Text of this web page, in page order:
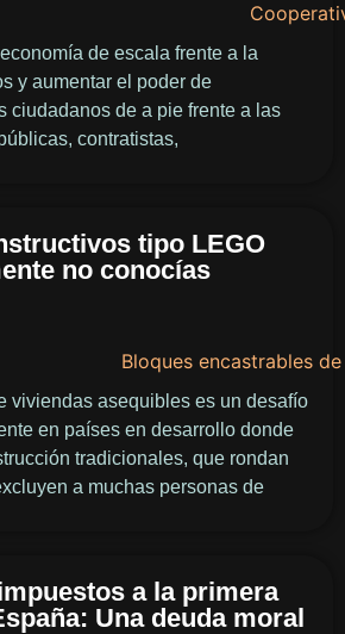
de escala frente a la
y aumentar el poder de
ciudadanos de a pie frente a las
contratistas,
tipo LEGO
no conocías
viviendas asequibles es un desafío
en países en desarrollo donde
tradicionales, que rondan
a muchas personas de
a la primera
Una deuda moral